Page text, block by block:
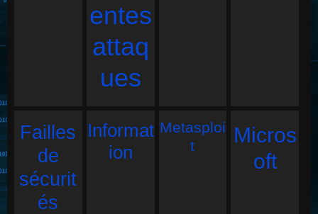
entes
attaq
ues
Failles
de
sécurit
és
Informat
ion
Metasploi
t
Micros
oft